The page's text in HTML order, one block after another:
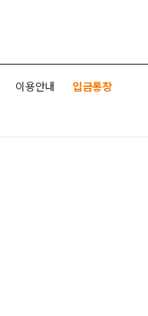
이용안내 입금통장